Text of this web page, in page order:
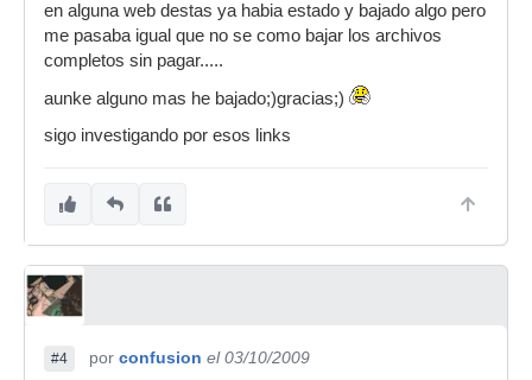
en alguna web destas ya habia estado y bajado algo pero
me pasaba igual que no se como bajar los archivos
completos sin pagar.....
aunke alguno mas he bajado;)gracias;)
sigo investigando por esos links
#4 por confusion el 03/10/2009